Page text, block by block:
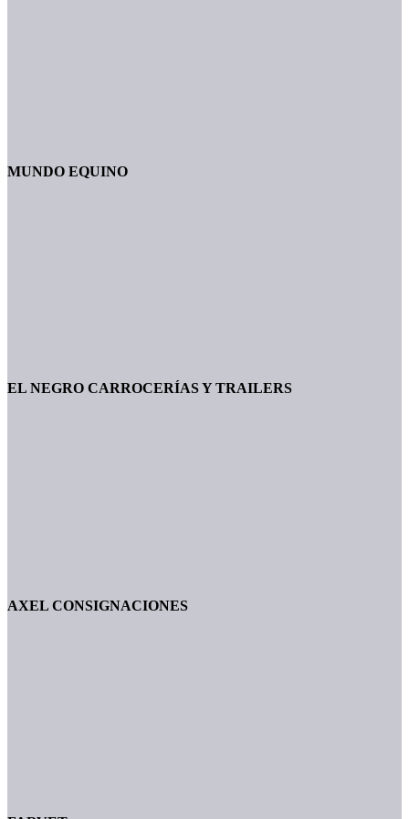
MUNDO EQUINO
EL NEGRO CARROCERÍAS Y TRAILERS
AXEL CONSIGNACIONES